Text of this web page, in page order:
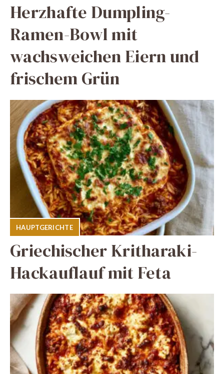
Herzhafte Dumpling-
Ramen-Bowl mit
wachsweichen Eiern und
frischem Grün
HAUPTGERICHTE
Griechischer Kritharaki-
Hackauflauf mit Feta